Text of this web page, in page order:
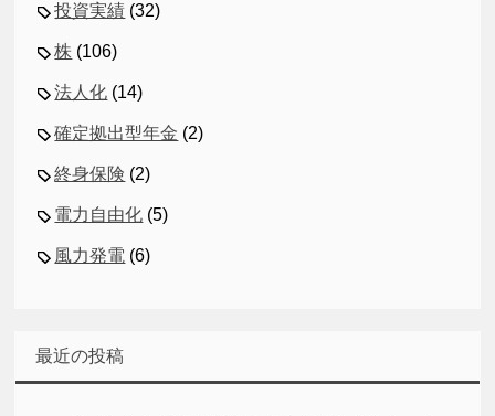
投資実績 (32)
株 (106)
法人化 (14)
確定拠出型年金 (2)
終身保険 (2)
電力自由化 (5)
風力発電 (6)
最近の投稿